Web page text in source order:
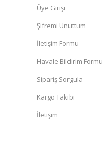
Üye Girişi
Şifremi Unuttum
İletişim Formu
Havale Bildirim Formu
Sipariş Sorgula
Kargo Takibi
İletişim